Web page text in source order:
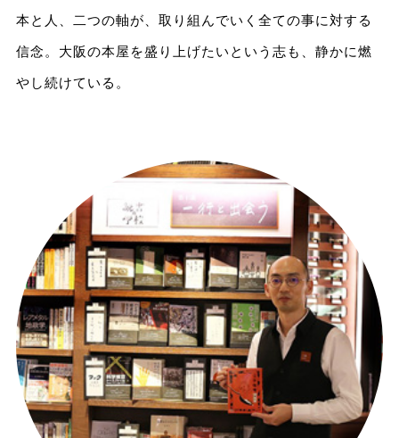
本と人、二つの軸が、取り組んでいく全ての事に対する
信念。大阪の本屋を盛り上げたいという志も、静かに燃
やし続けている。